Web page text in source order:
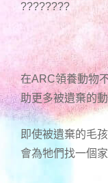
????????
在ARC領養動物
助更多被遺棄的
即使被遺棄的毛
會為牠們找一個